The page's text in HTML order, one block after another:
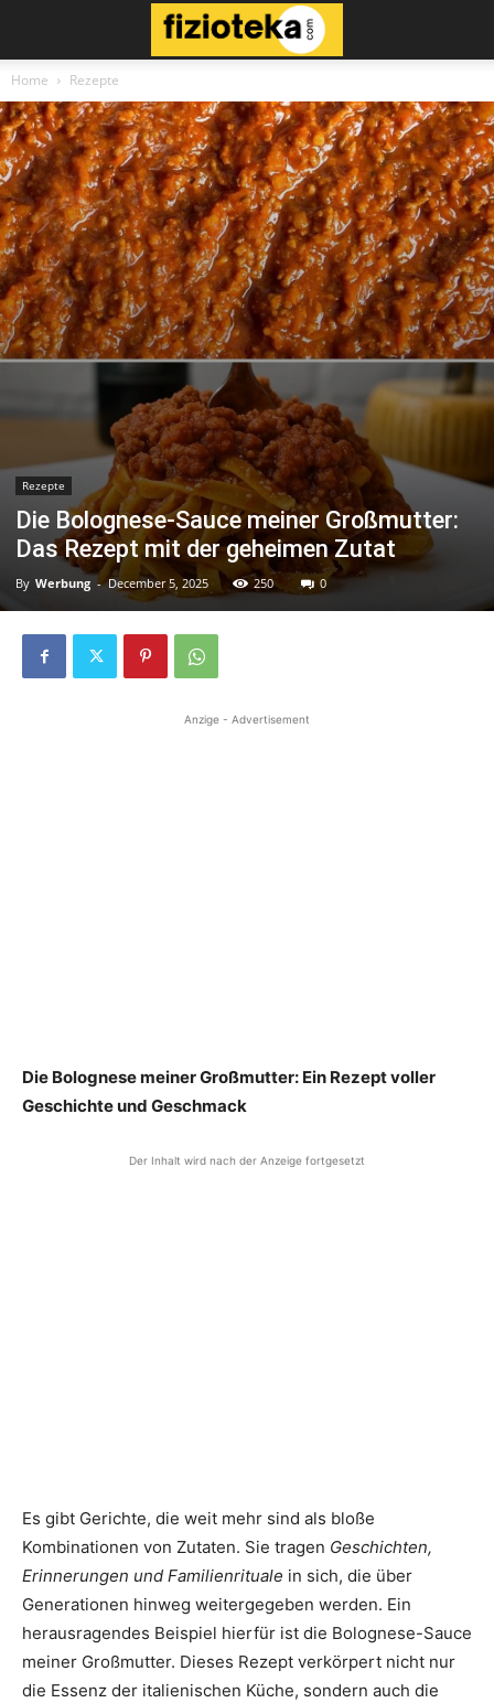
Home Rezepte
Rezepte
Die Bolognese-Sauce meiner Großmutter:
Das Rezept mit der geheimen Zutat
By Werbung - December 5, 2025 250 0
Anzige - Advertisement
Die Bolognese meiner Großmutter: Ein Rezept voller
Geschichte und Geschmack
Der Inhalt wird nach der Anzeige fortgesetzt
Es gibt Gerichte, die weit mehr sind als bloße
Kombinationen von Zutaten. Sie tragen Geschichten,
Erinnerungen und Familienrituale in sich, die über
Generationen hinweg weitergegeben werden. Ein
herausragendes Beispiel hierfür ist die Bolognese-Sauce
meiner Großmutter. Dieses Rezept verkörpert nicht nur
die Essenz der italienischen Küche, sondern auch die